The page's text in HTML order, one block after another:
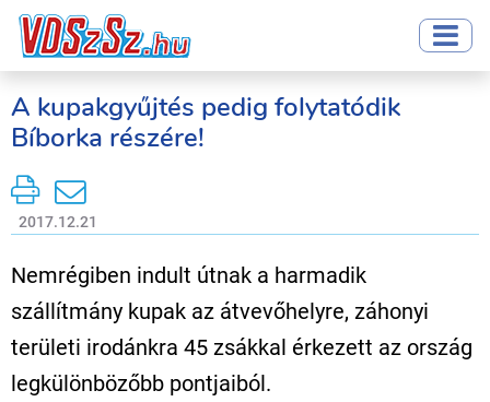
A kupakgyűjtés pedig folytatódik
Bíborka részére!
2017.12.21
Nemrégiben indult útnak a harmadik
szállítmány kupak az átvevőhelyre, záhonyi
területi irodánkra 45 zsákkal érkezett az ország
legkülönbözőbb pontjaiból.